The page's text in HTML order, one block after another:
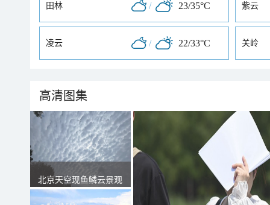
田林 / 23/35°C 紫云
凌云 / 22/33°C 关岭
高清图集
北京天空现鱼鳞云景观